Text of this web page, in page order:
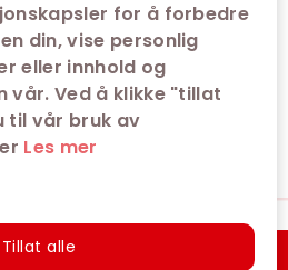
for å forbedre
din, vise personlig
eller innhold og
vår. Ved å klikke "tillat
til vår bruk av
Les mer
Tillat alle